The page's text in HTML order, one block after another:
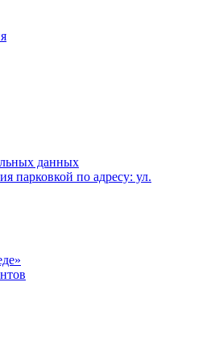
данных
парковкой по адресу: ул.